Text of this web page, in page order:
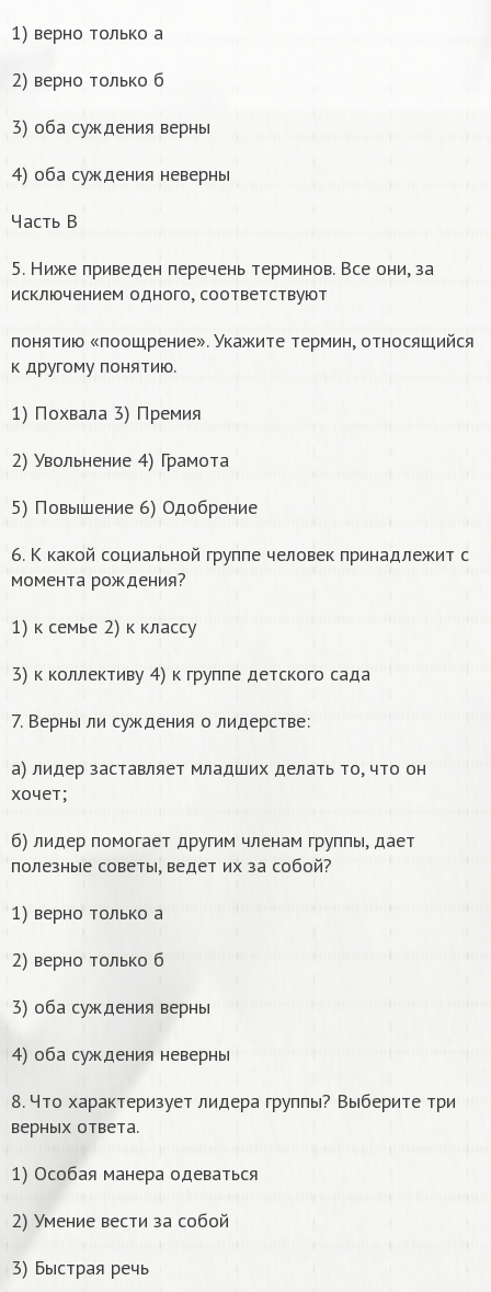
1) верно только а
2) верно только б
3) оба суждения верны
4) оба суждения неверны
Часть B
5. Ниже приведен перечень терминов. Все они, за
исключением одного, соответствуют
понятию «поощрение». Укажите термин, относящийся
к другому понятию.
1) Похвала 3) Премия
2) Увольнение 4) Грамота
5) Повышение 6) Одобрение
6. К какой социальной группе человек принадлежит с
момента рождения?
1) к семье 2) к классу
3) к коллективу 4) к группе детского сада
7. Верны ли суждения о лидерстве:
а) лидер заставляет младших делать то, что он
хочет;
б) лидер помогает другим членам группы, дает
полезные советы, ведет их за собой?
1) верно только а
2) верно только б
3) оба суждения верны
4) оба суждения неверны
8. Что характеризует лидера группы? Выберите три
верных ответа.
1) Особая манера одеваться
2) Умение вести за собой
3) Быстрая речь